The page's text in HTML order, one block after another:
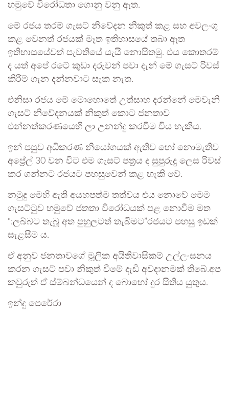
හමුවේ විරෝධතා ගොනු වනු ඇත.
මේ රජය තරම් ගැසට් නිවේදන නිකුත් කළ සහ අවලංගු
කළ වෙනත් රජයක් මෑත ඉතිහාසයේ තබා ඈත
ඉතිහාසයේවත් පැවතියේ යැයි නොසිතමු. එය කොතරම්
ද යත් අපේ රටේ කුඩා දරුවන් පවා දැන් මේ ගැසට් රිවස්
කිරීම් ගැන දන්නවාට සැක නැත.
එනිසා රජය මේ මොහොතේ උත්සාහ දරන්නේ මෙවැනි
ගැසට් නිවේදනයක් නිකුත් කොට ජනතාව
එන්නත්කරණයෙහි ලා උනන්දු කරවීම විය හැකිය.
ඉන් පසුව අධිකරණ නියෝගයක් ඇතිව හෝ නොමැතිව
අප්‍රේල් 30 වන විට එම ගැසට් පත්‍රය ද සුපුරුදු ලෙස රිවස්
කර ගන්නට රජයට පහසුවෙන් කළ හැකි වේ.
නමුදු මෙහි ඇති අයහපත්ම තත්වය එය නොවේ මෙම
ගැසට්ටුව හමුවේ ජතතා විරෝධයක් පළ නොවීම මත
“:ලබ්බට තැබූ අත පුහුලටත් තැබීමට”රජයට පහසු ඉඩක්
සැළසීම ය.
ඒ අනුව ජනතාවගේ මූලික අයිතිවාසිකම් උල්ලංඝනය
කරන ගැසට් පවා නිකුත් වීමේ දැඩි අවදානමක් තිබේ.අප
කවුරුත් ඒ ස්ම්බන්ධයෙන් ද බොහෝ දුර සිතිය යුතුය.
ඉන්දු පෙරේරා